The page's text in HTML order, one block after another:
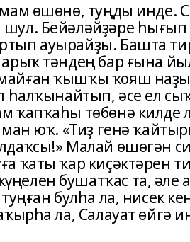
өшөнө, туңды инде.
Бейәләйҙәре
ауырайҙы. Башта
арыҡ тән­дең бар ғына
ҡышҡы ҡояш
һалҡынайтып, әсе ел
ҡапҡаһы төбөнә килде
юҡ. «Тиҙ генә
Малай өшөгән
ҡаты ҡар киҫәктәрен
бушатҡас та, әле
булһа ла, нисек
ла, Салауат өйгә